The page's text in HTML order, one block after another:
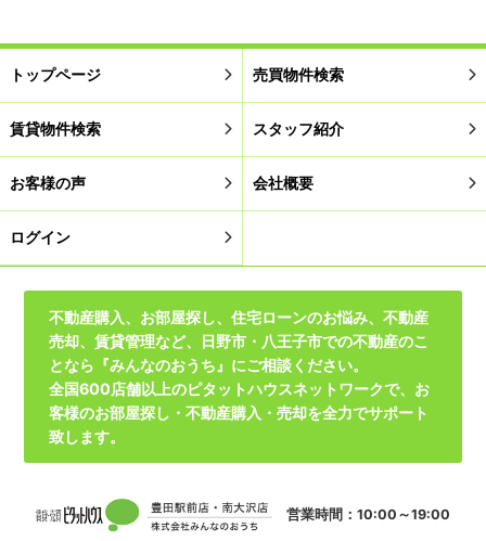
トップページ 売買物件検索
賃貸物件検索 スタッフ紹介
お客様の声 会社概要
ログイン
不動産購入、お部屋探し、住宅ローンのお悩み、不動産
売却、賃貸管理など、日野市・八王子市での不動産のこ
となら『みんなのおうち』にご相談ください。
全国600店舗以上のピタットハウスネットワークで、お
客様のお部屋探し・不動産購入・売却を全力でサポート
致します。
営業時間：10:00～19:00